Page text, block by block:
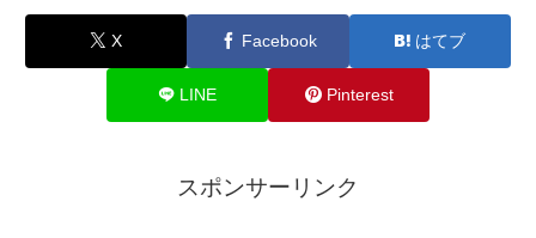
X Facebook はてブ
LINE Pinterest
スポンサーリンク